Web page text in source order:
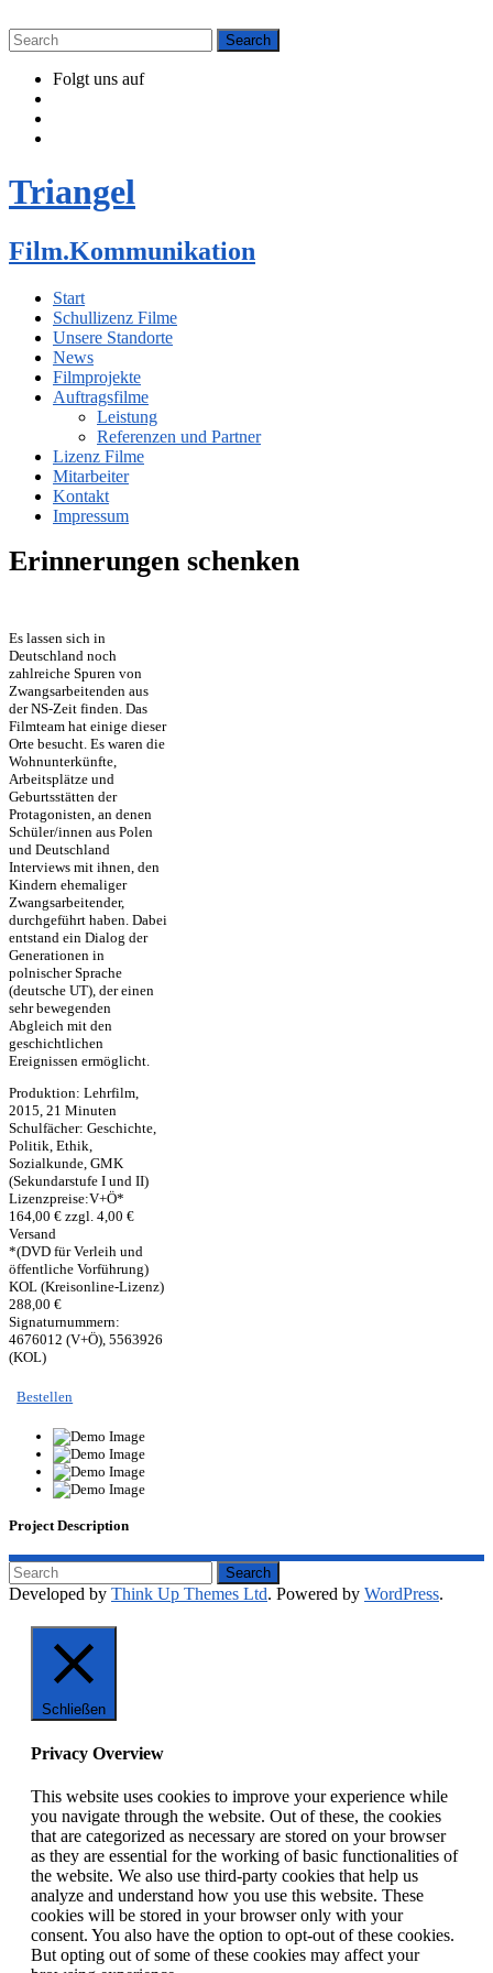
Folgt uns auf
Triangel
Film.Kommunikation
Start
Schullizenz Filme
Unsere Standorte
News
Filmprojekte
Auftragsfilme
Leistung
Referenzen und Partner
Lizenz Filme
Mitarbeiter
Kontakt
Impressum
Erinnerungen schenken
Es lassen sich in
Deutschland noch
zahlreiche Spuren von
Zwangsarbeitenden aus
der NS-Zeit finden. Das
Filmteam hat einige dieser
Orte besucht. Es waren die
Wohnunterkünfte,
Arbeitsplätze und
Geburtsstätten der
Protagonisten, an denen
Schüler/innen aus Polen
und Deutschland
Interviews mit ihnen, den
Kindern ehemaliger
Zwangsarbeitender,
durchgeführt haben. Dabei
entstand ein Dialog der
Generationen in
polnischer Sprache
(deutsche UT), der einen
sehr bewegenden
Abgleich mit den
geschichtlichen
Ereignissen ermöglicht.
Produktion: Lehrfilm,
2015, 21 Minuten
Schulfächer: Geschichte,
Politik, Ethik,
Sozialkunde, GMK
(Sekundarstufe I und II)
Lizenzpreise:V+Ö*
164,00 € zzgl. 4,00 €
Versand
*(DVD für Verleih und
öffentliche Vorführung)
KOL (Kreisonline-Lizenz)
288,00 €
Signaturnummern:
4676012 (V+Ö), 5563926
(KOL)
Bestellen
Project Description
Developed by Think Up Themes Ltd. Powered by WordPress.
Schließen
Privacy Overview
This website uses cookies to improve your experience while
you navigate through the website. Out of these, the cookies
that are categorized as necessary are stored on your browser
as they are essential for the working of basic functionalities of
the website. We also use third-party cookies that help us
analyze and understand how you use this website. These
cookies will be stored in your browser only with your
consent. You also have the option to opt-out of these cookies.
But opting out of some of these cookies may affect your